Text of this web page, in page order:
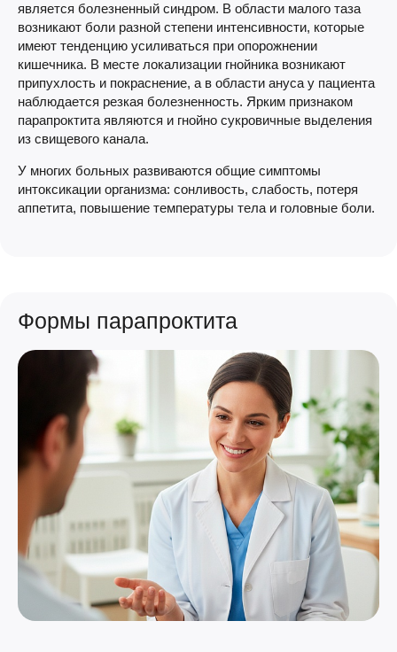
является болезненный синдром. В области малого таза
возникают боли разной степени интенсивности, которые
имеют тенденцию усиливаться при опорожнении
кишечника. В месте локализации гнойника возникают
припухлость и покраснение, а в области ануса у пациента
наблюдается резкая болезненность. Ярким признаком
парапроктита являются и гнойно сукровичные выделения
из свищевого канала.
У многих больных развиваются общие симптомы
интоксикации организма: сонливость, слабость, потеря
аппетита, повышение температуры тела и головные боли.
Формы парапроктита